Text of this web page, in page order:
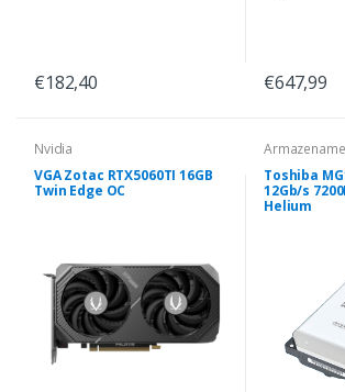
€182,40 €647,99
Nvidia
VGA Zotac RTX5060TI 16GB
Twin Edge OC
Toshiba
12Gb/s
Helium